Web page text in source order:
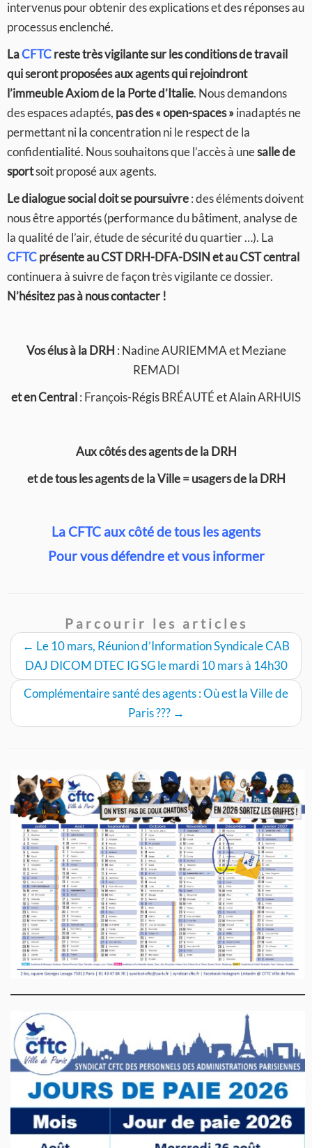
intervenus pour obtenir des explications et des réponses au
processus enclenché.
LaCFTCreste très vigilante sur les conditions de travail
qui seront proposées aux agents qui rejoindront
l’immeuble Axiom de la Porte d’Italie. Nous demandons
des espaces adaptés, pas des « open-spaces »inadaptés ne
permettant ni la concentration ni le respect de la
confidentialité. Nous souhaitons que l’accès à unesalle de
sportsoit proposé aux agents.
Le dialogue social doit se poursuivre: des éléments doivent
nous être apportés (performance du bâtiment, analyse de
la qualité de l’air, étude de sécurité du quartier …). La
CFTCprésente au CST DRH-DFA-DSIN et au CST central
continuera à suivre de façon très vigilante ce dossier.
N’hésitez pas à nous contacter !
Vos élusà la DRH : Nadine AURIEMMA et Meziane
REMADI
et en Central: François-Régis BRÉAUTÉ et Alain ARHUIS
Aux côtés des agents de la DRH
et de tous les agents de la Ville = usagers de la DRH
La CFTC aux côté de tous les agents
Pour vous défendre et vous informer
Parcourir les articles
← Le 10 mars, Réunion d’Information Syndicale CAB
DAJ DICOM DTEC IG SG le mardi 10 mars à 14h30
Complémentaire santé des agents : Où est la Ville de
Paris ??? →